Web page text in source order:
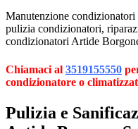
Manutenzione
pulizia condizionatori,
condizionatori Artide
Chiamaci al 3519155550
condizionatore o
Pulizia e